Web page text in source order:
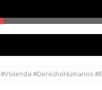
#Vivienda #DerechoHumanos